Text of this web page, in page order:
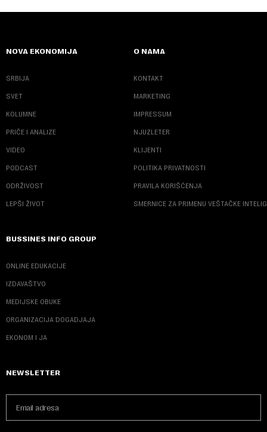
NOVA EKONOMIJA
SRBIJA
SVET
KOLUMNE
PRIČE I ANALIZE
VIDEO
PODCAST
ODRŽIVOST
LEPŠI ŽIVOT
O NAMA
KONTAKT
MARKETING
IMPRESSUM
NJUZLETER
KLIJENTI
POLITIKA PRIVATNOSTI
PRAVILA KORIŠĆENJA
SMERNICE ZA PRIMENU VEŠTAČKE
BUSSINES INFO GROUP
ONLINE EDUKACIJE
IZDAVAŠTVO
MEDIJSKE OBUKE
ORGANIZACIJA DOGADJAJA
EKONOM I JA
NEWSLETTER